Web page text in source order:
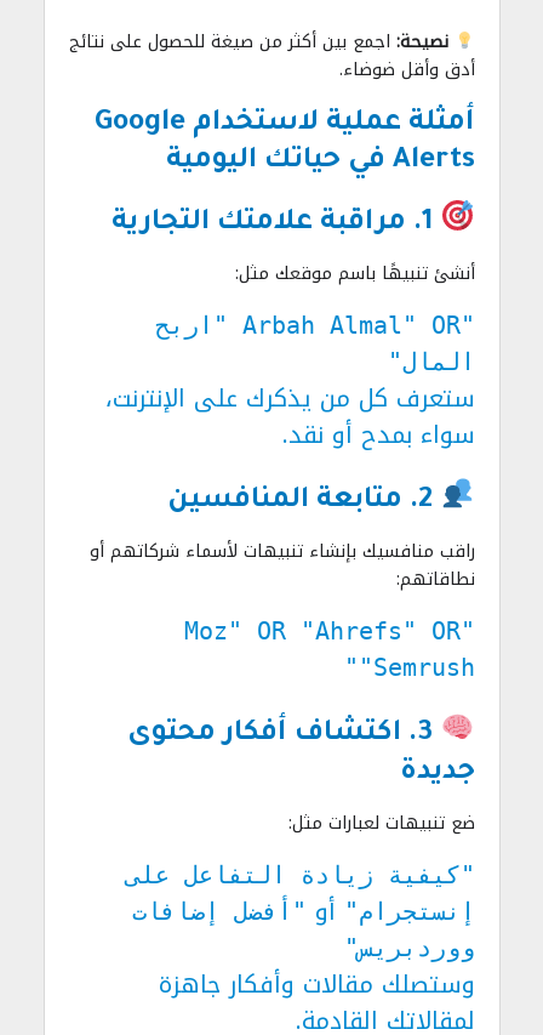
نصيحة:اجمع بين أكثر من صيغة للحصول على نتائج
أدق وأقل ضوضاء.
أمثلة عملية لاستخدام Google
Alerts في حياتك اليومية
أنشئ تنبيهًا باسم موقعك مثل:
"Arbah Almal" OR "اربح
المال"
ستعرف كل من يذكرك على الإنترنت،
سواء بمدح أو نقد.
راقب منافسيك بإنشاء تنبيهات لأسماء شركاتهم أو
نطاقاتهم:
"Moz" OR "Ahrefs" OR
"Semrush"
3. اكتشاف أفكار محتوى
جديدة
ضع تنبيهات لعبارات مثل:
"كيفية زيادة التفاعل على
إنستجرام" أو "أفضل إضافات
ووردبريس"
وستصلك مقالات وأفكار جاهزة
لمقالاتك القادمة.